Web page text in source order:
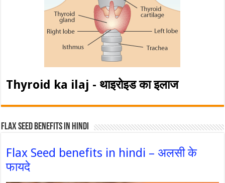
Thyroid ka ilaj - थाइरोइड का इलाज
Flax Seed Benefits in hindi
Flax Seed benefits in hindi – अलसी के
फायदे